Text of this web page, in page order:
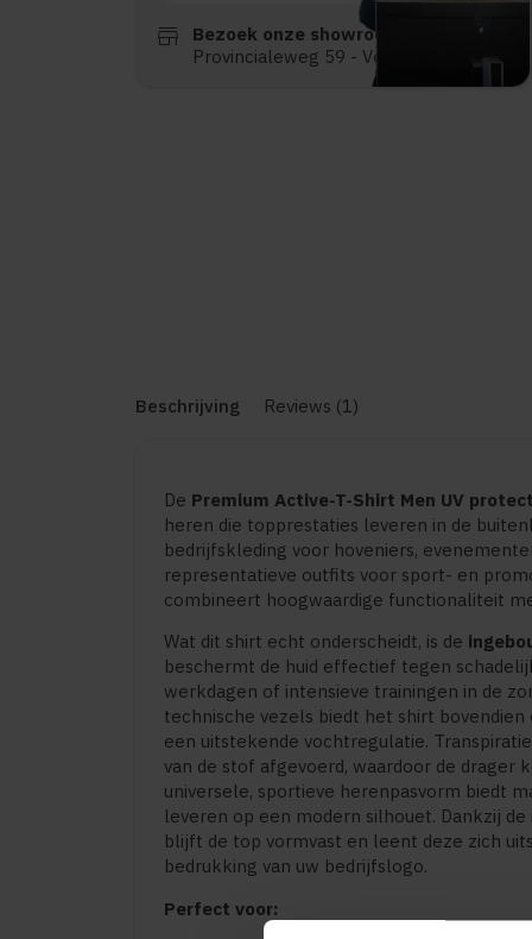
store
Bezoek onze showroom:
Provincialeweg 59 - Velddriel
Beschrijving Reviews (1)
De Premium Active-T-Shirt Men UV
heren die topprestaties leveren in de
bedrijfskleding voor hoveniers,
representatieve outfits voor sport- en
combineert hoogwaardige functionaliteit
Wat dit shirt echt onderscheidt, is de
beschermt de huid effectief tegen
werkdagen of intensieve trainingen in de
technische vezels biedt het shirt
een uitstekende vochtregulatie.
van de stof afgevoerd, waardoor de
universele, sportieve herenpasvorm biedt
leveren op een modern silhouet. Dankzij
blijft de top vormvast en leent deze zich
bedrukking van uw bedrijfslogo.
Perfect voor: